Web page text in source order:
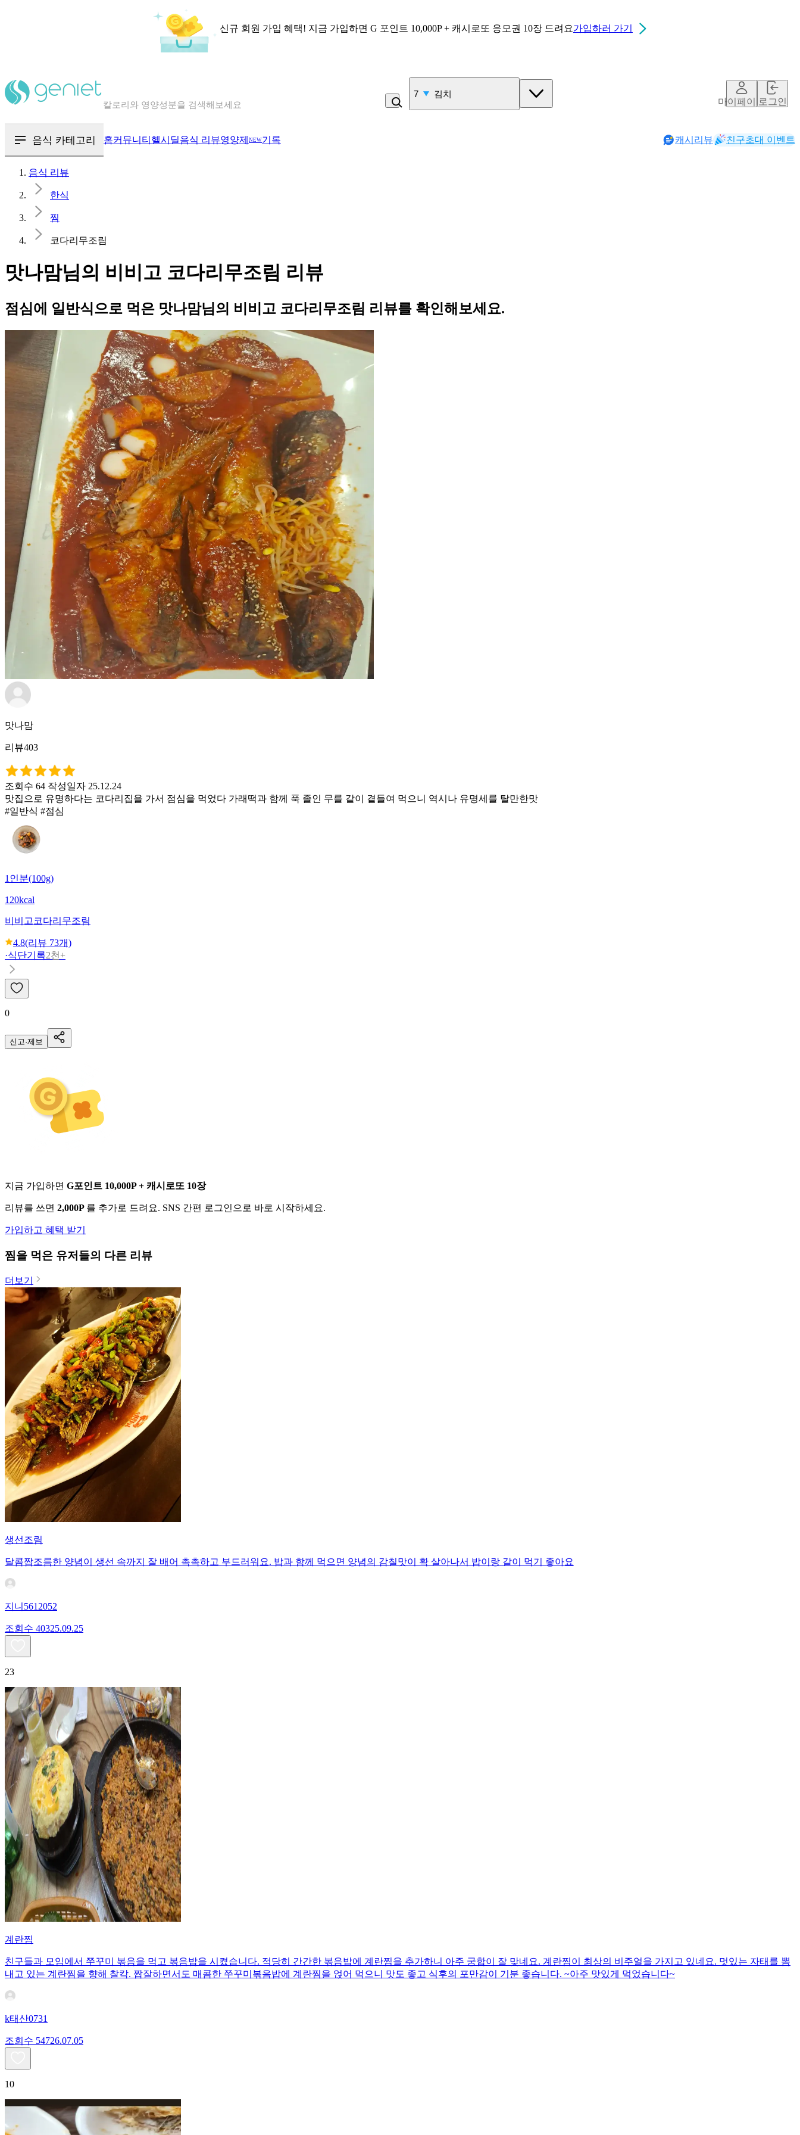
신규 회원 가입 혜택! 지금 가입하면 G 포인트 10,000P + 캐시로또 응모권 10장 드려요가입하러 가기
혈당 · 다이어트 음식 검색해보세요
7 김치
마이페이지로그인
음식 카테고리 홈커뮤니티 헬시딜음식 리뷰영양제 NEW기록 캐시리뷰 친구초대 이벤트
음식 리뷰
한식
찜
코다리무조림
맛나맘님의 비비고 코다리무조림 리뷰
점심에 일반식으로 먹은 맛나맘님의 비비고 코다리무조림 리뷰를 확인해보세요.
맛나맘
리뷰403
조회수 64 작성일자 25.12.24
맛집으로 유명하다는 코다리집을 가서 점심을 먹었다 가래떡과 함께 푹 졸인 무를 같이 곁들여 먹으니 역시나 유명세를 탈만한맛
#일반식 #점심
1인분(100g)
120kcal
비비고 코다리무조림
4.8(리뷰 73개)
·식단기록2천+
0
신고·제보
지금 가입하면 G포인트 10,000P + 캐시로또 10장
리뷰를 쓰면 2,000P 를 추가로 드려요. SNS 간편 로그인으로 바로 시작하세요.
가입하고 혜택 받기
찜을 먹은 유저들의 다른 리뷰
더보기
생선조림
달콤짭조름한 양념이 생선 속까지 잘 배어 촉촉하고 부드러워요. 밥과 함께 먹으면 양념의 감칠맛이 확 살아나서 밥이랑 같이 먹기 좋아요
지니5612052
조회수 40325.09.25
23
계란찜
친구들과 모임에서 쭈꾸미 볶음을 먹고 볶음밥을 시켰습니다. 적당히 간간한 볶음밥에 계란찜을 추가하니 아주 궁합이 잘 맞네요. 계란찜이 최상의 비주얼을 가지고 있네요. 멋있는 자태를 뽐
내고 있는 계란찜을 향해 찰칵. 짭잘하면서도 매콤한 쭈꾸미볶음밥에 계란찜을 얹어 먹으니 맛도 좋고 식후의 포만감이 기분 좋습니다. ~아주 맛있게 먹었습니다~
k태산0731
조회수 54726.07.05
10